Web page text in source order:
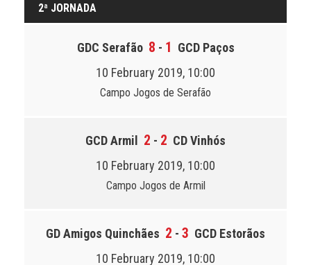
2ª JORNADA
GDC Serafão 8 - 1 GCD Paços
10 February 2019, 10:00
Campo Jogos de Serafão
GCD Armil 2 - 2 CD Vinhós
10 February 2019, 10:00
Campo Jogos de Armil
GD Amigos Quinchães 2 - 3 GCD Estorãos
10 February 2019, 10:00